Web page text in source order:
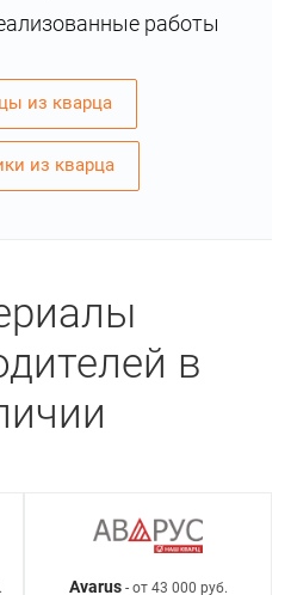
работы
из кварца
из кварца
в
Avarus- от 43 000 руб.